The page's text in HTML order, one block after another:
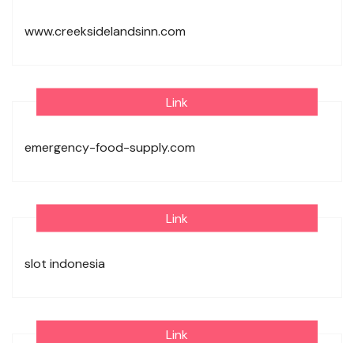
www.creeksidelandsinn.com
Link
emergency-food-supply.com
Link
slot indonesia
Link